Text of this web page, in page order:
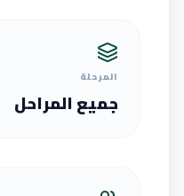
المرحلة
جميع المراحل